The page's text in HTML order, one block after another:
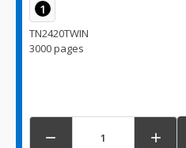
1
TN2420TWIN
3000 pages
 